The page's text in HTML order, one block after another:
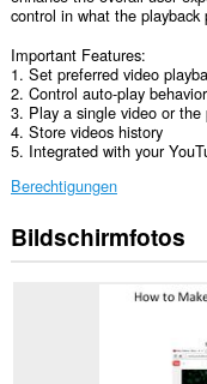
control in what the playback
Important Features:
1. Set preferred video
2. Control auto-play
3. Play a single video or
4. Store videos history
5. Integrated with your
Berechtigungen
Diese
Erweiterung
Bildschirmfotos